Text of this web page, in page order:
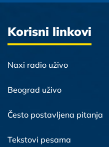
Korisni linkovi
Naxi radio uživo
Beograd uživo
Često postavljena pitanja
Tekstovi pesama